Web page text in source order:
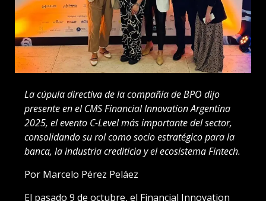
La cúpula directiva de la compañía de BPO dijo
presente en el CMS Financial Innovation Argentina
2025, el evento C-Level más importante del sector,
consolidando su rol como socio estratégico para la
banca, la industria crediticia y el ecosistema Fintech.
Por Marcelo Pérez Peláez
El pasado 9 de octubre, el Financial Innovation